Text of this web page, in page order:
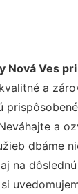
Nová Ves
a
a
dbáme
na